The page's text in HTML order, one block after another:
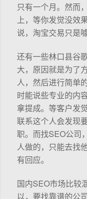
只有一个月。然而
上，等你发觉没效
说，淘宝交易只是
还有一些林口县谷
大，原因就是为了
人，然后进行简单
时能说些专业的内
拿提成。等客户发
联系这个人会发现
职。而找SEO公司
人做的，只能去找
有回应。
国内SEO市场比较
以，要找靠谱的公